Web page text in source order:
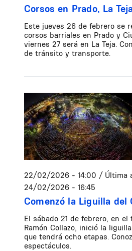
Corsos en Prado, La
Este jueves 26 de febrero se
corsos barriales en Prado y
viernes 27 será en La Teja.
de tránsito y transporte.
22/02/2026 - 14:00 / Última
24/02/2026 - 16:45
Comenzó la Liguilla del
El sábado 21 de febrero, en el
Ramón Collazo, inició la
que tendrá ocho etapas.
espectáculos.